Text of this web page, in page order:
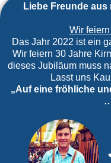
Liebe Freunde aus
Wir
Das Jahr 2022 ist ein
Wir feiern 30 Jahre
dieses Jubiläum muss
Lasst uns
„Auf eine fröhliche